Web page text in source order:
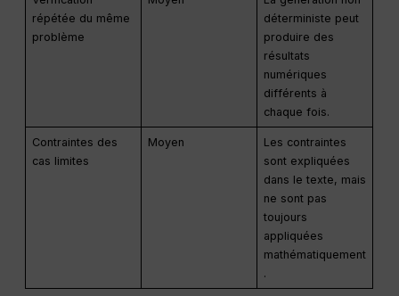
répétée du même
problème
déterministe peut
produire des
résultats
numériques
différents à
chaque fois.
Contraintes des
cas limites
Moyen
Les contraintes
sont expliquées
dans le texte, mais
ne sont pas
toujours
appliquées
mathématiquement
.